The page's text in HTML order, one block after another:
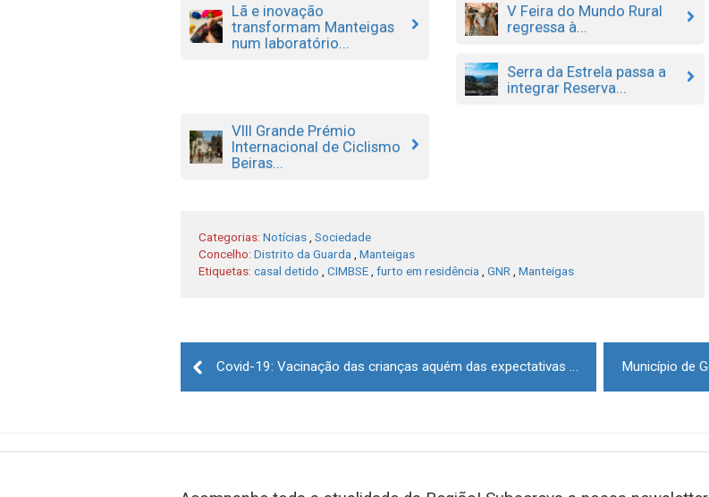
Lã e inovação
transformam Manteigas
num laboratório...
V Feira do Mundo Rural
regressa à...
Serra da Estrela passa a
integrar Reserva...
VIII Grande Prémio
Internacional de Ciclismo
Beiras...
Categorias: Notícias, Sociedade
Concelho: Distrito da Guarda, Manteigas
Etiquetas: casal detido , CIMBSE, furto em residência, GNR, Manteigas
navigation
Covid-19: Vacinação das crianças aquém das expectativas motiva apelo aos pais